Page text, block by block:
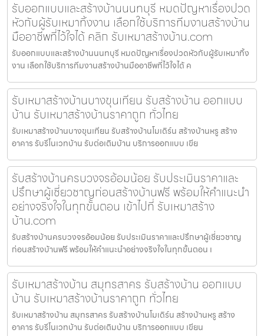
รับออกแบบและสร้างบ้านนนทบุรี หมดปัญหาเรื่องปวด
หัวกับผู้รับเหมาทิ้งงาน เลือกใช้บริการทีมงานสร้างบ้าน
มืออาชีพที่ไว้ใจได้ คลิก รับเหมาสร้างบ้าน.com
รับออกแบบและสร้างบ้านนนทบุรี หมดปัญหาเรื่องปวดหัวกับผู้รับเหมาทิ้ง
งาน เลือกใช้บริการทีมงานสร้างบ้านมืออาชีพที่ไว้ใจได้ ค
รับเหมาสร้างบ้านบางขุนเทียน รับสร้างบ้าน ออกแบบ
บ้าน รับเหมาสร้างบ้านราคาถูก ทั่วไทย
รับเหมาสร้างบ้านบางขุนเทียน รับสร้างบ้านโมเดิร์น สร้างบ้านหรู สร้าง
อาคาร รับรีโนเวทบ้าน รับต่อเติมบ้าน บริการออกแบบ เขีย
รับสร้างบ้านครบวงจรอ้อมน้อย รับประเมินราคาและ
ปรึกษาผู้เชี่ยวชาญก่อนสร้างบ้านฟรี พร้อมให้คำแนะนำ
อย่างจริงใจในทุกขั้นตอน เข้าไปที่ รับเหมาสร้าง
บ้าน.com
รับสร้างบ้านครบวงจรอ้อมน้อย รับประเมินราคาและปรึกษาผู้เชี่ยวชาญ
ก่อนสร้างบ้านฟรี พร้อมให้คำแนะนำอย่างจริงใจในทุกขั้นตอน เ
รับเหมาสร้างบ้าน สมุทรสาคร รับสร้างบ้าน ออกแบบ
บ้าน รับเหมาสร้างบ้านราคาถูก ทั่วไทย
รับเหมาสร้างบ้าน สมุทรสาคร รับสร้างบ้านโมเดิร์น สร้างบ้านหรู สร้าง
อาคาร รับรีโนเวทบ้าน รับต่อเติมบ้าน บริการออกแบบ เขียน